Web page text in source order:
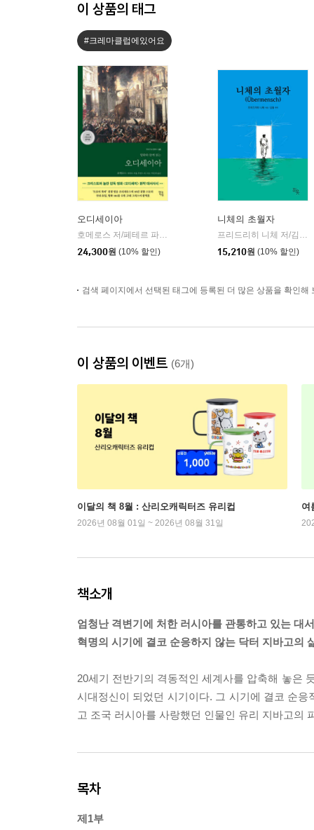
이 상품의 태그
#크레마클럽에있어요
오디세이아
호메로스 저/페테르 파울 루벤스 그림/박문재 역 |
현대지성
24,300원 (10% 할인)
니체의 초월자
프리드리히 니체 저/김철 편역
15,210원 (10% 할인)
검색 페이지에서 선택된 태그에 등록된 더 많은 상품을 확인해
이 상품의 이벤트 (6개)
이달의 책 8월 : 산리오캐릭터즈 유리컵
2026년 08월 01일 ~ 2026년 08월 31일
여
책소개
엄청난 격변기에 처한 러시아를 관통하고 있는 대
혁명의 시기에 결코 순응하지 않는 닥터 지바고의
20세기 전반기의 격동적인 세계사를 압축해 놓은
시대정신이 되었던 시기이다. 그 시기에 결코 순
고 조국 러시아를 사랑했던 인물인 유리 지바고의
목차
제1부